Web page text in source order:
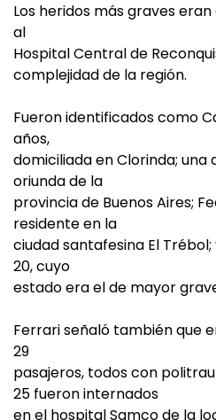
Los heridos más graves
al
Hospital Central de
complejidad de la región.
Fueron identificados como
años,
domiciliada en Clorinda; una
oriunda de la
provincia de Buenos Aires;
residente en la
ciudad santafesina El
20, cuyo
estado era el de mayor
Ferrari señaló también que
29
pasajeros, todos con
25 fueron internados
en el hospital Samco de la